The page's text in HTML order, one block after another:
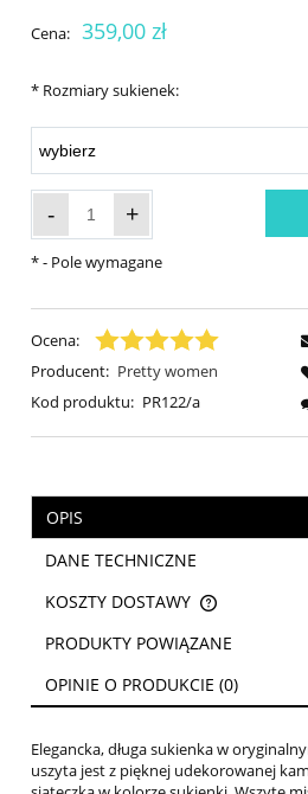
Cena: 359,00 zł
* Rozmiary sukienek:
- +
*- Pole wymagane
Ocena:
Producent: Pretty women
Kod produktu: PR122/a
OPIS
DANE TECHNICZNE
KOSZTY DOSTAWY
CENA NIE ZAWIERA
PRODUKTY POWIĄZANE
OPINIE O PRODUKCIE (0)
Elegancka, długa sukienka w
uszyta jest z pięknej udekorowanej